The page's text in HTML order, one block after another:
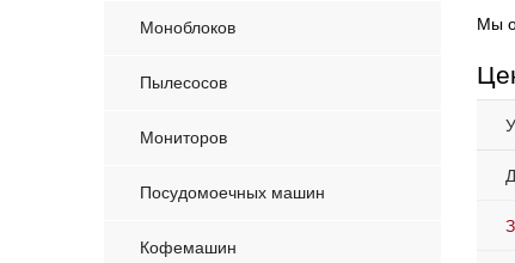
Моноблоков
Пылесосов
Мониторов
Посудомоечных машин
Кофемашин
Мы